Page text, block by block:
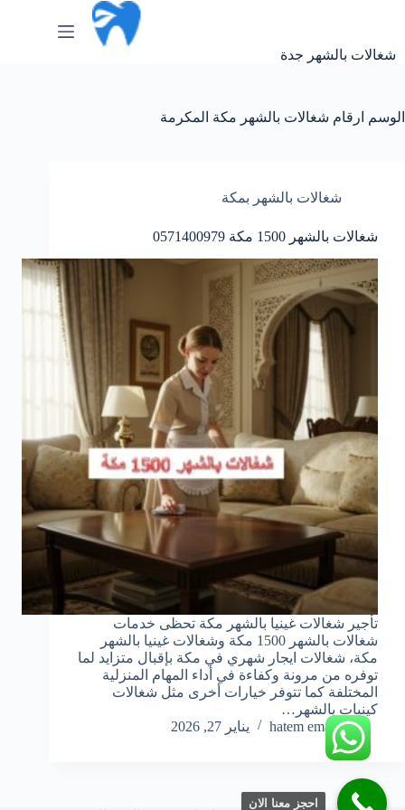
شغالات بالشهر جدة
الوسم ارقام شغالات بالشهر مكة المكرمة
شغالات بالشهر بمكة
شغالات بالشهر 1500 مكة 0571400979
تأجير شغالات غينيا بالشهر مكة تحظى خدمات
شغالات بالشهر 1500 مكة وشغالات غينيا بالشهر
مكة، شغالات ايجار شهري في مكة بإقبال متزايد لما
توفره من مرونة وكفاءة في أداء المهام المنزلية
المختلفة كما تتوفر خيارات أخرى مثل شغالات
كينيات بالشهر…
hatem emara
يناير 27, 2026
احجز معنا الان